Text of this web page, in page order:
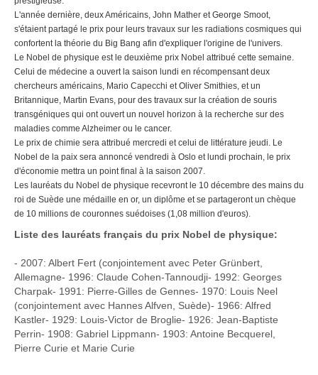
L'année dernière, deux Américains, John Mather et George Smoot,
s'étaient partagé le prix pour leurs travaux sur les radiations cosmiques qui
confortent la théorie du Big Bang afin d'expliquer l'origine de l'univers.
Le Nobel de physique est le deuxième prix Nobel attribué cette semaine.
Celui de médecine a ouvert la saison lundi en récompensant deux
chercheurs américains, Mario Capecchi et Oliver Smithies, et un
Britannique, Martin Evans, pour des travaux sur la création de souris
transgéniques qui ont ouvert un nouvel horizon à la recherche sur des
maladies comme Alzheimer ou le cancer.
Le prix de chimie sera attribué mercredi et celui de littérature jeudi. Le
Nobel de la paix sera annoncé vendredi à Oslo et lundi prochain, le prix
d'économie mettra un point final à la saison 2007.
Les lauréats du Nobel de physique recevront le 10 décembre des mains du
roi de Suède une médaille en or, un diplôme et se partageront un chèque
de 10 millions de couronnes suédoises (1,08 million d'euros).
Liste des lauréats français du prix Nobel de physique:
- 2007: Albert Fert (conjointement avec Peter Grünbert,
Allemagne- 1996: Claude Cohen-Tannoudji- 1992: Georges
Charpak- 1991: Pierre-Gilles de Gennes- 1970: Louis Neel
(conjointement avec Hannes Alfven, Suède)- 1966: Alfred
Kastler- 1929: Louis-Victor de Broglie- 1926: Jean-Baptiste
Perrin- 1908: Gabriel Lippmann- 1903: Antoine Becquerel,
Pierre Curie et Marie Curie